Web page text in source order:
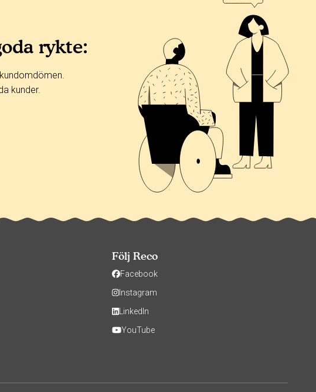
rykte:
kunder.
Följ Reco
Facebook
Instagram
LinkedIn
YouTube